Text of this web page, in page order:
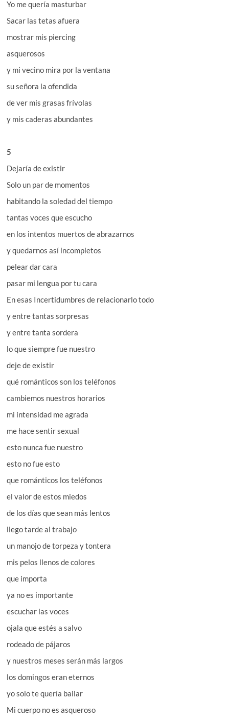
Yo me quería masturbar
Sacar las tetas afuera
mostrar mis piercing
asquerosos
y mi vecino mira por la ventana
su señora la ofendida
de ver mis grasas frívolas
y mis caderas abundantes
5
Dejaría de existir
Solo un par de momentos
habitando la soledad del tiempo
tantas voces que escucho
en los intentos muertos de abrazarnos
y quedarnos así incompletos
pelear dar cara
pasar mi lengua por tu cara
En esas Incertidumbres de relacionarlo todo
y entre tantas sorpresas
y entre tanta sordera
lo que siempre fue nuestro
deje de existir
qué románticos son los teléfonos
cambiemos nuestros horarios
mi intensidad me agrada
me hace sentir sexual
esto nunca fue nuestro
esto no fue esto
que románticos los teléfonos
el valor de estos miedos
de los días que sean más lentos
llego tarde al trabajo
un manojo de torpeza y tontera
mis pelos llenos de colores
que importa
ya no es importante
escuchar las voces
ojala que estés a salvo
rodeado de pájaros
y nuestros meses serán más largos
los domingos eran eternos
yo solo te quería bailar
Mi cuerpo no es asqueroso